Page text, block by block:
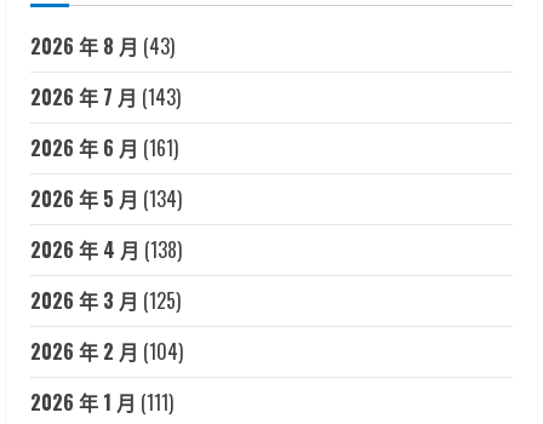
2026 年 8 月 (43)
2026 年 7 月 (143)
2026 年 6 月 (161)
2026 年 5 月 (134)
2026 年 4 月 (138)
2026 年 3 月 (125)
2026 年 2 月 (104)
2026 年 1 月 (111)